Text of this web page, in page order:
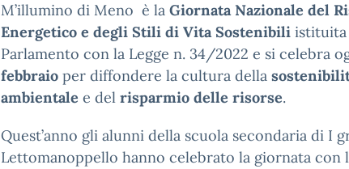
M’illumino di Meno è la Giornata Nazionale del
Energetico e degli Stili di Vita Sostenibili istituita
Parlamento con la Legge n. 34/2022 e si celebra
febbraio per diffondere la cultura della
ambientale e del risparmio delle risorse.
Quest’anno gli alunni della scuola secondaria di I
Lettomanoppello hanno celebrato la giornata con